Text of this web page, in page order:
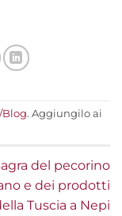
Blog. Aggiungilo ai
del pecorino
e dei prodotti
Tuscia a Nepi